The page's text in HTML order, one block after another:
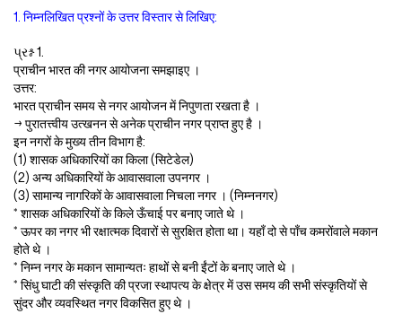
1. निम्नलिखित प्रश्नों के उत्तर विस्तार से लिखिए:
પ્રશ્ન 1.
प्राचीन भारत की नगर आयोजना समझाइए ।
उत्तर:
भारत प्राचीन समय से नगर आयोजन में निपुणता रखता है ।
→ पुरातत्त्वीय उत्खनन से अनेक प्राचीन नगर प्राप्त हुए है ।
इन नगरों के मुख्य तीन विभाग है:
(1) शासक अधिकारियों का किला (सिटेडेल)
(2) अन्य अधिकारियों के आवासवाला उपनगर ।
(3) सामान्य नागरिकों के आवासवाला निचला नगर । (निम्ननगर)
* शासक अधिकारियों के किले ऊँचाई पर बनाए जाते थे ।
* ऊपर का नगर भी रक्षात्मक दिवारों से सुरक्षित होता था। यहाँ दो से पाँच कमरोंवाले मकान
होते थे ।
* निम्न नगर के मकान सामान्यतः हाथों से बनी ईंटों के बनाए जाते थे ।
* सिंधु घाटी की संस्कृति की प्रजा स्थापत्य के क्षेत्र में उस समय की सभी संस्कृतियों से
सुंदर और व्यवस्थित नगर विकसित हुए थे ।